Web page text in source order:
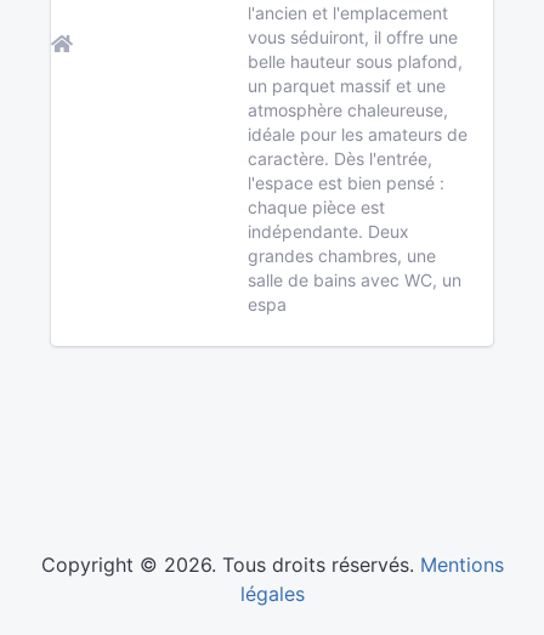
l'ancien et l'emplacement
vous séduiront, il offre une
belle hauteur sous plafond,
un parquet massif et une
atmosphère chaleureuse,
idéale pour les amateurs de
caractère. Dès l'entrée,
l'espace est bien pensé :
chaque pièce est
indépendante. Deux
grandes chambres, une
salle de bains avec WC, un
espa
Copyright © 2026. Tous droits réservés. Mentions
légales